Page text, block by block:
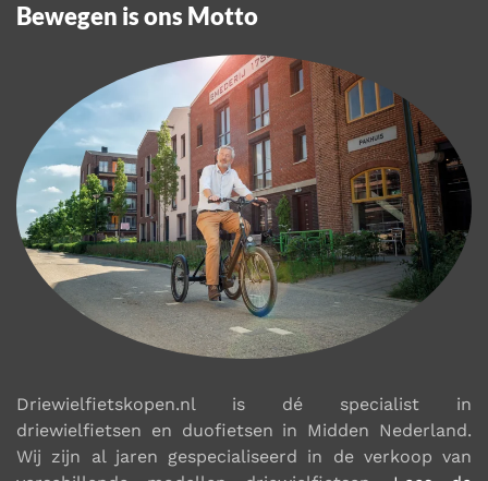
Bewegen is ons Motto
Driewielfietskopen.nl is dé specialist in
driewielfietsen en duofietsen in Midden Nederland.
Wij zijn al jaren gespecialiseerd in de verkoop van